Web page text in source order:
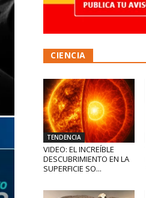
CIENCIA
TENDENCIA
VIDEO: EL INCREÍBLE
DESCUBRIMIENTO EN LA
SUPERFICIE SO...